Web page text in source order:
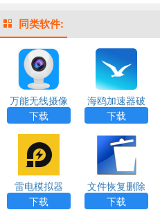
同类软件:
万能无线摄像
头(CamEye)A
PP
下载
海鸥加速器破
解版V1.0.7免
费版
下载
雷电模拟器
下载
文件恢复删除
（Undeleter）
App
下载